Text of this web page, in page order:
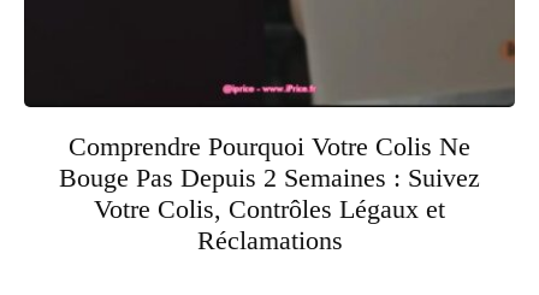
Comprendre Pourquoi Votre Colis Ne
Bouge Pas Depuis 2 Semaines : Suivez
Votre Colis, Contrôles Légaux et
Réclamations